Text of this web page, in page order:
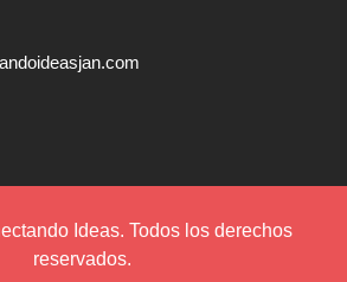
Ideas. Todos los derechos
reservados.